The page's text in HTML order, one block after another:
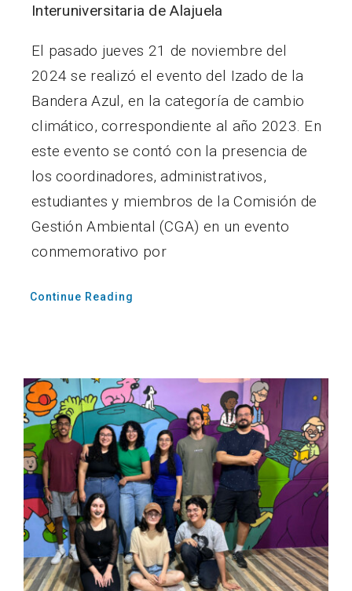
Interuniversitaria de Alajuela
El pasado jueves 21 de noviembre del
2024 se realizó el evento del Izado de la
Bandera Azul, en la categoría de cambio
climático, correspondiente al año 2023. En
este evento se contó con la presencia de
los coordinadores, administrativos,
estudiantes y miembros de la Comisión de
Gestión Ambiental (CGA) en un evento
conmemorativo por
Continue Reading